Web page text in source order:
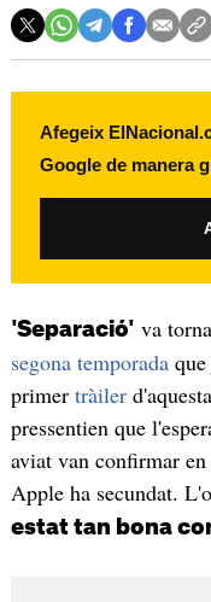
Afegeix
Google de manera
'Separació' va
segona temporadaque
primer tràiler
pressentien que
aviat van confirmar
Apple ha secundat.
estat tan bona